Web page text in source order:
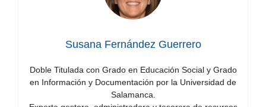
Susana Fernández Guerrero
Doble Titulada con Grado en Educación Social y Grado
en Información y Documentación por la Universidad de
Salamanca.